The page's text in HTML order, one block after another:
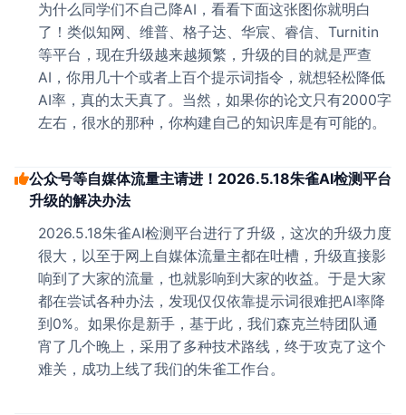
为什么同学们不自己降AI，看看下面这张图你就明白
了！类似知网、维普、格子达、华宸、睿信、Turnitin
等平台，现在升级越来越频繁，升级的目的就是严查
AI，你用几十个或者上百个提示词指令，就想轻松降低
AI率，真的太天真了。当然，如果你的论文只有2000字
左右，很水的那种，你构建自己的知识库是有可能的。
公众号等自媒体流量主请进！2026.5.18朱雀AI检测平台
升级的解决办法
2026.5.18朱雀AI检测平台进行了升级，这次的升级力度
很大，以至于网上自媒体流量主都在吐槽，升级直接影
响到了大家的流量，也就影响到大家的收益。于是大家
都在尝试各种办法，发现仅仅依靠提示词很难把AI率降
到0%。如果你是新手，基于此，我们森克兰特团队通
宵了几个晚上，采用了多种技术路线，终于攻克了这个
难关，成功上线了我们的朱雀工作台。